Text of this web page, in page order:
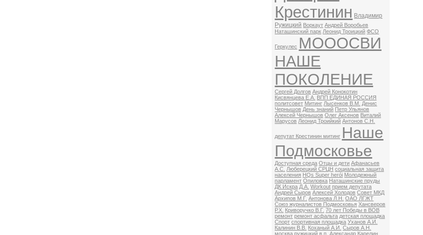
Крестинин Владимир
Ружицкий Воркаут Андрей Воробьев
Наташинский парк Леонид Троицкий ФСО
Геркулес МОООСВИ
НАШЕ
ПОКОЛЕНИЕ
Сергей Долгов Андрей Конокотин
Кисвянцева Е.А. ВПП ЕДИНАЯ РОССИЯ
политсовет Митинг Лысенков В.М. Денис
Чернышов День знаний Петр Ульянов
Алексей Чернышов Олег Аксенов Виталий
Марусов Леонид Троийкий Антонов С.Н.
депутат Крестинин митинг Наше
Подмосковье
Доступная среда Отцы и дети Афанасьев
А.С. Люберецкий СРЦН социальная защита
населения HQs Super herói Молодежный
парламент Опиловка Наташинские пруды
ДК Искра Д.А. Workout прием депутата
Андрей Сыров Алексей Холодов Совет МКД
Архипов М.Г. Антонова Л.Н.
ОАО ЛГЖТ
Союз журналистов Подмосковья Хансверов
Р.Х. Криворучко В.Г. 70 лет Победы в ВОВ
ремонт ремонт асфальта детская площадка
Спорт спортивная площадка Уханов А.И.
Калинин В.В. Коханый А.И.
Сыров А.Н.
москва ружицкий в.п. Александр Карелин